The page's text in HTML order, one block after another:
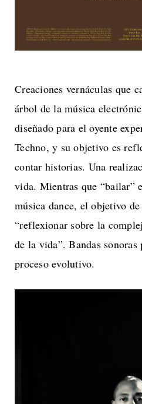
Creaciones vernáculas que
árbol de la música
diseñado para el oyente
Techno, y su objetivo es
contar historias. Una
vida. Mientras que “bailar”
música dance, el objetivo de
“reflexionar sobre la
de la vida”. Bandas sonoras
proceso evolutivo.